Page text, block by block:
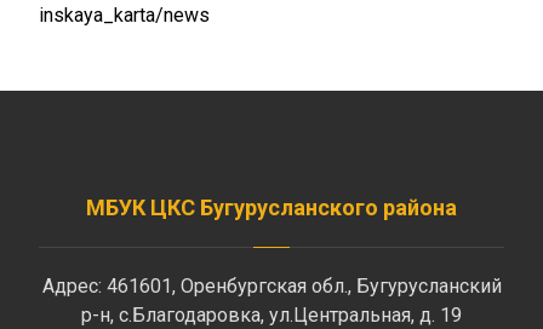
inskaya_karta/news
МБУК ЦКС Бугурусланского района
Адрес: 461601, Оренбургская обл., Бугурусланский
р-н, с.Благодаровка, ул.Центральная, д. 19